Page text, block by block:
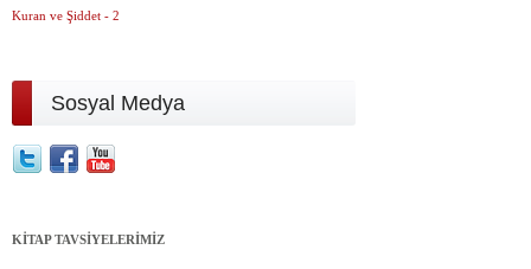
Kuran ve Şiddet - 2
Sosyal Medya
KİTAP TAVSİYELERİMİZ